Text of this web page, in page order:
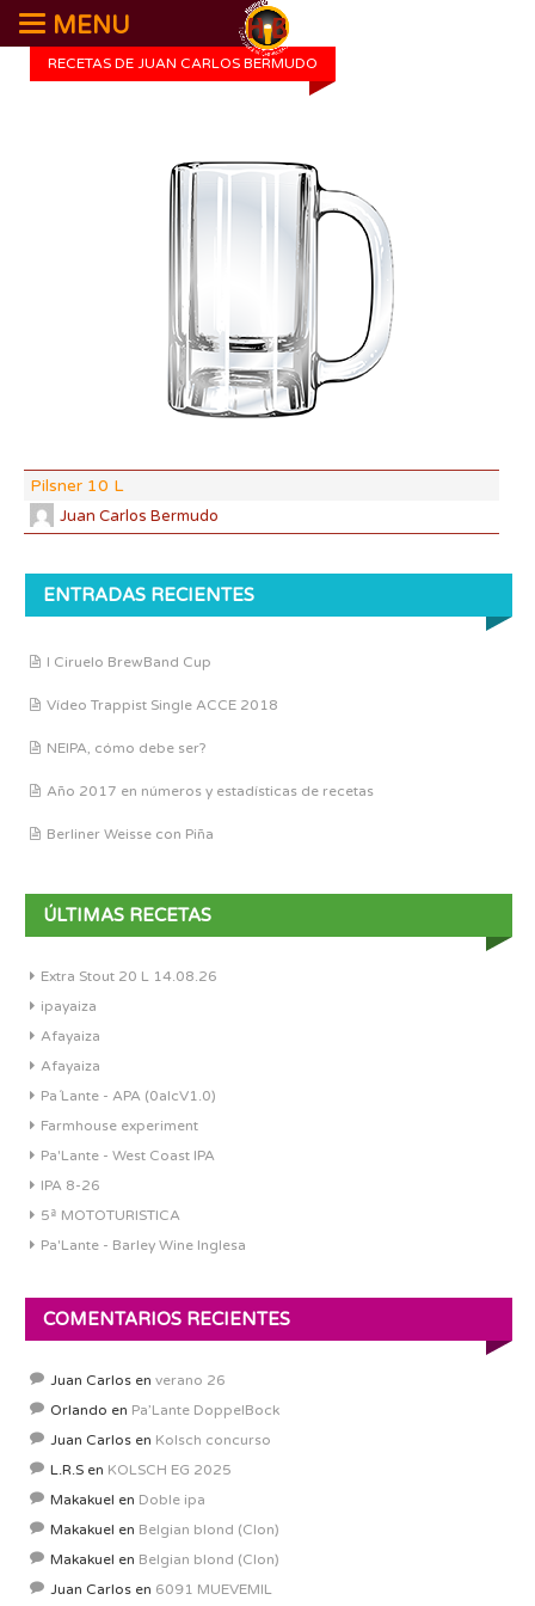
MENU
RECETAS DE JUAN CARLOS BERMUDO
Pilsner 10 L
Juan Carlos Bermudo
ENTRADAS RECIENTES
I Ciruelo BrewBand Cup
Vídeo Trappist Single ACCE 2018
NEIPA, cómo debe ser?
Año 2017 en números y estadísticas de recetas
Berliner Weisse con Piña
ÚLTIMAS RECETAS
Extra Stout 20 L 14.08.26
ipayaiza
Afayaiza
Afayaiza
Pa´Lante - APA (0alcV1.0)
Farmhouse experiment
Pa'Lante - West Coast IPA
IPA 8-26
5ª MOTOTURISTICA
Pa'Lante - Barley Wine Inglesa
COMENTARIOS RECIENTES
Juan Carlos en verano 26
Orlando en Pa’Lante DoppelBock
Juan Carlos en Kolsch concurso
L.R.S en KOLSCH EG 2025
Makakuel en Doble ipa
Makakuel en Belgian blond (Clon)
Makakuel en Belgian blond (Clon)
Juan Carlos en 6091 MUEVEMIL